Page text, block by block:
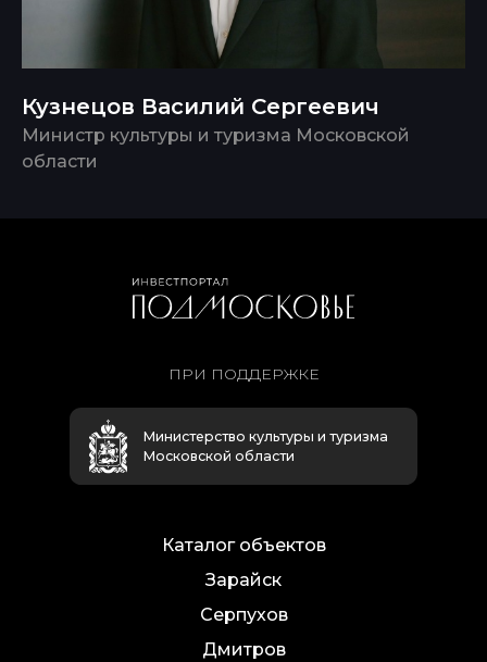
Кузнецов Василий Сергеевич
Министр культуры и туризма Московской
области
ПРИ ПОДДЕРЖКЕ
Министерство культуры и туризма
Московской области
Каталог объектов
Зарайск
Серпухов
Дмитров